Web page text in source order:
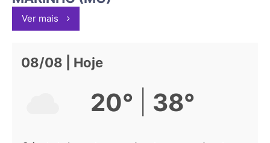
Ver mais
08/08 | Hoje
20° 38°